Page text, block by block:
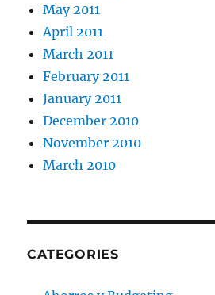
May 2011
April 2011
March 2011
February 2011
January 2011
December 2010
November 2010
March 2010
CATEGORIES